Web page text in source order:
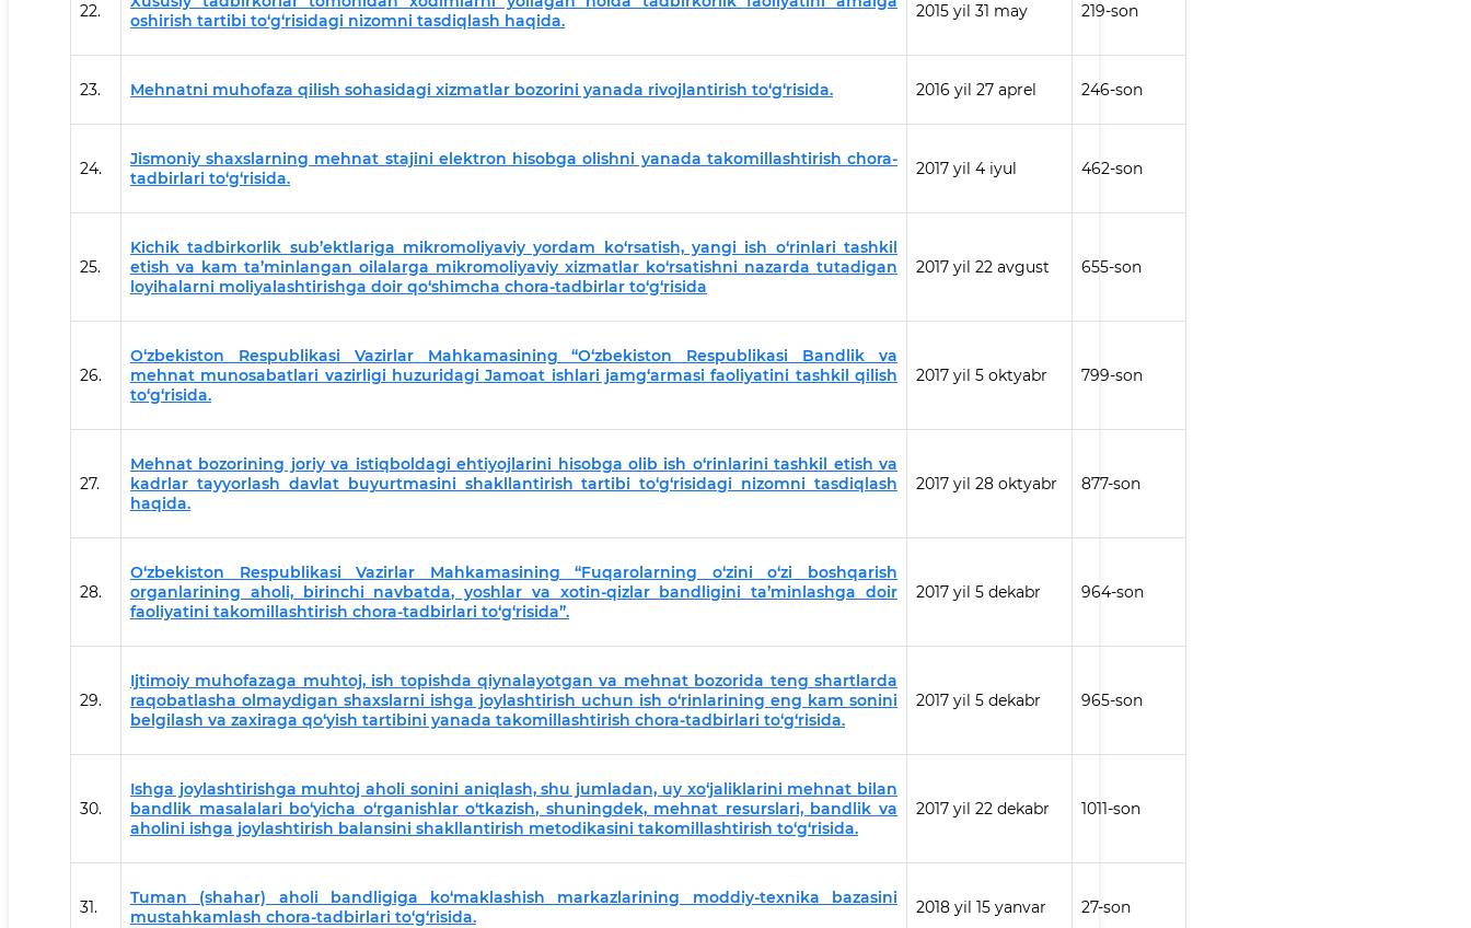
22.
oshirish tartibi to‘g‘risidagi nizomni tasdiqlash haqida.
2015 yil 31 may 219-son
23. Mehnatni muhofaza qilish sohasidagi xizmatlar bozorini yanada rivojlantirish to‘g‘risida. 2016 yil 27 aprel 246-son
24.
Jismoniy shaxslarning mehnat stajini elektron hisobga olishni yanada takomillashtirish chora-
tadbirlari to‘g‘risida.
2017 yil 4 iyul 462-son
25.
Kichik tadbirkorlik sub’ektlariga mikromoliyaviy yordam ko‘rsatish, yangi ish o‘rinlari tashkil
etish va kam ta’minlangan oilalarga mikromoliyaviy xizmatlar ko‘rsatishni nazarda tutadigan
loyihalarni moliyalashtirishga doir qo‘shimcha chora-tadbirlar to‘g‘risida
2017 yil 22 avgust 655-son
26.
O‘zbekiston Respublikasi Vazirlar Mahkamasining “O‘zbekiston Respublikasi Bandlik va
mehnat munosabatlari vazirligi huzuridagi Jamoat ishlari jamg‘armasi faoliyatini tashkil qilish
to‘g‘risida.
2017 yil 5 oktyabr 799-son
27.
Mehnat bozorining joriy va istiqboldagi ehtiyojlarini hisobga olib ish o‘rinlarini tashkil etish va
kadrlar tayyorlash davlat buyurtmasini shakllantirish tartibi to‘g‘risidagi nizomni tasdiqlash
haqida.
2017 yil 28 oktyabr 877-son
28.
O‘zbekiston Respublikasi Vazirlar Mahkamasining “Fuqarolarning o‘zini o‘zi boshqarish
organlarining aholi, birinchi navbatda, yoshlar va xotin-qizlar bandligini ta’minlashga doir
faoliyatini takomillashtirish chora-tadbirlari to‘g‘risida”.
2017 yil 5 dekabr 964-son
29.
Ijtimoiy muhofazaga muhtoj, ish topishda qiynalayotgan va mehnat bozorida teng shartlarda
raqobatlasha olmaydigan shaxslarni ishga joylashtirish uchun ish o‘rinlarining eng kam sonini
belgilash va zaxiraga qo‘yish tartibini yanada takomillashtirish chora-tadbirlari to‘g‘risida.
2017 yil 5 dekabr 965-son
30.
Ishga joylashtirishga muhtoj aholi sonini aniqlash, shu jumladan, uy xo‘jaliklarini mehnat bilan
bandlik masalalari bo‘yicha o‘rganishlar o‘tkazish, shuningdek, mehnat resurslari, bandlik va
aholini ishga joylashtirish balansini shakllantirish metodikasini takomillashtirish to‘g‘risida.
2017 yil 22 dekabr 1011-son
31.
Tuman (shahar) aholi bandligiga ko‘maklashish markazlarining moddiy-texnika bazasini
mustahkamlash chora-tadbirlari to‘g‘risida.
2018 yil 15 yanvar 27-son